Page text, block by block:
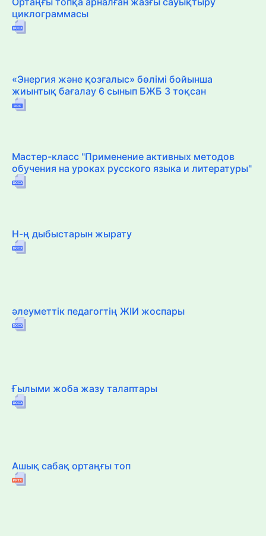
циклограммасы
«Энергия және қозғалыс» бөлімі бойынша
жиынтық бағалау 6 сынып БЖБ 3 тоқсан
Мастер-класс "Применение активных методов
обучения на уроках русского языка и литературы"
Н-ң дыбыстарын жырату
әлеуметтік педагогтің ЖІИ жоспары
Ғылыми жоба жазу талаптары
Ашық сабақ ортаңғы топ